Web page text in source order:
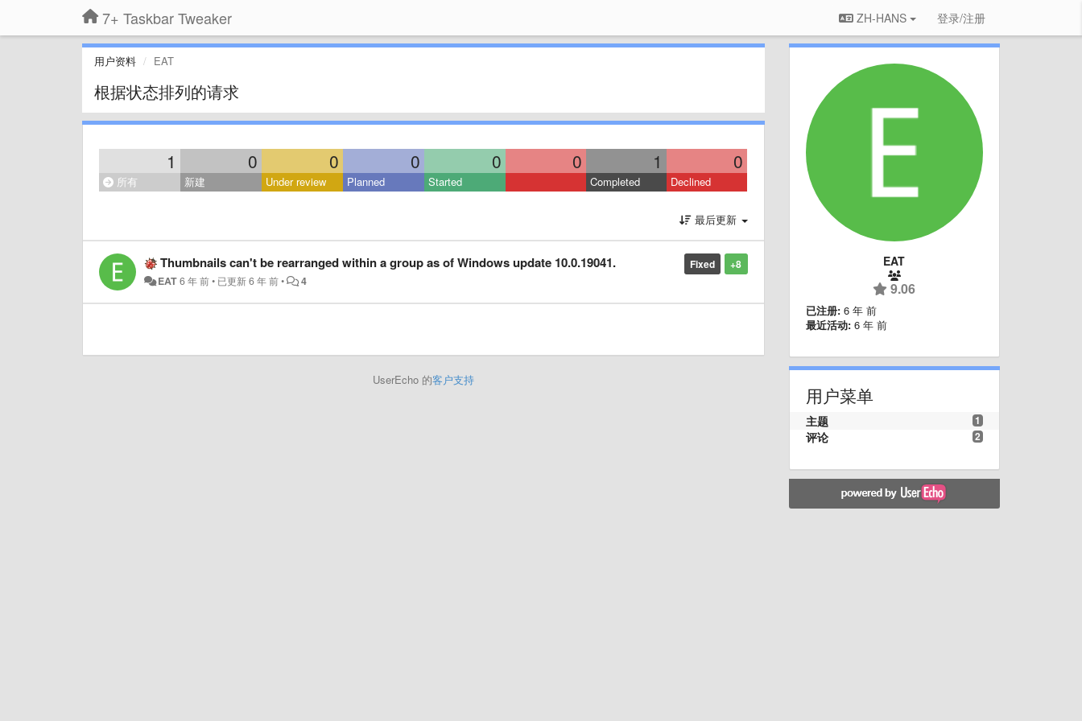
7+ Taskbar Tweaker ZH-HANS 登录/注册
用户资料 EAT
根据状态排列的请求
1 0 0 0 0 0 1 0
所有 新建 Under review Planned Started Completed Declined
最后更新
+8
Fixed
Thumbnails can't be rearranged within a group as of Windows update 10.0.19041.
EAT6 年 前• 已更新6 年 前• 4
UserEcho 的客户支持
EAT
9.06
已注册: 6 年 前
最近活动: 6 年 前
用户菜单
1
主题
2
评论